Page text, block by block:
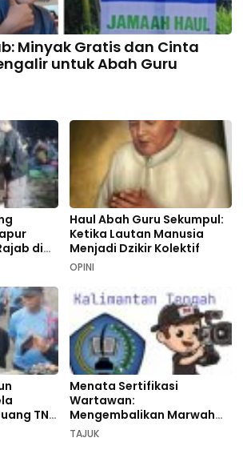
Minyak Gratis dan Cinta
untuk Abah Guru
di
Haul Abah Guru Sekumpul:
Ketika Lautan Manusia
Menjadi Dzikir Kolektif
OPINI
TNI
Menata Sertifikasi
Wartawan:
Mengembalikan Marwah
Pers dan Keadilan
TAJUK